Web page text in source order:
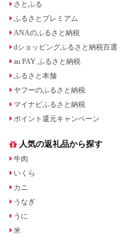
さとふる
ふるさとプレミアム
ANAのふるさと納税
dショッピングふるさと納税百選
au PAY ふるさと納税
ふるさと本舗
ヤフーのふるさと納税
マイナビふるさと納税
ポイント還元キャンペーン
人気の返礼品から探す
牛肉
いくら
カニ
うなぎ
うに
米